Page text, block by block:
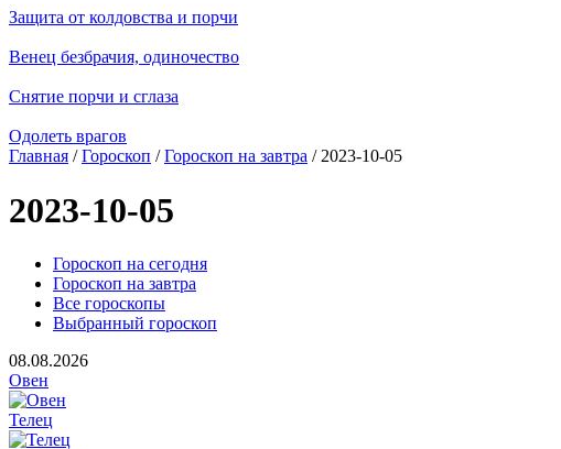
Защита от колдовства и порчи
Венец безбрачия, одиночество
Снятие порчи и сглаза
Одолеть врагов
Главная /Гороскоп /Гороскоп на завтра / 2023-10-05
2023-10-05
Гороскоп на сегодня
Гороскоп на завтра
Все гороскопы
Выбранный гороскоп
08.08.2026
Овен
Телец